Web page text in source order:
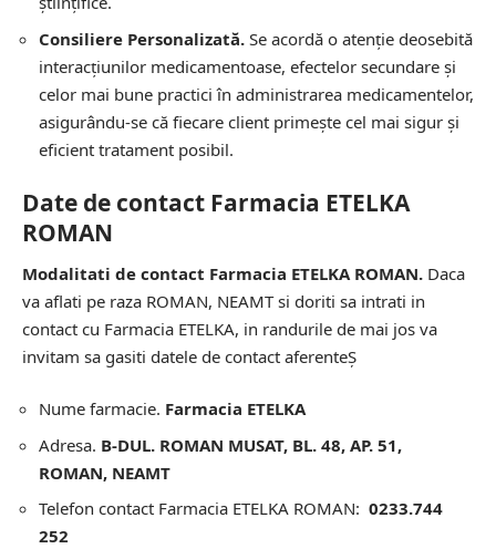
Consiliere Personalizată. Se acordă o atenție deosebită
interacțiunilor medicamentoase, efectelor secundare și
celor mai bune practici în administrarea medicamentelor,
asigurându-se că fiecare client primește cel mai sigur și
eficient tratament posibil.
Date de contact Farmacia ETELKA
ROMAN
Modalitati de contact Farmacia ETELKA ROMAN. Daca
va aflati pe raza ROMAN, NEAMT si doriti sa intrati in
contact cu Farmacia ETELKA, in randurile de mai jos va
invitam sa gasiti datele de contact aferenteȘ
Nume farmacie. Farmacia ETELKA
Adresa. B-DUL. ROMAN MUSAT, BL. 48, AP. 51,
ROMAN, NEAMT
Telefon contact Farmacia ETELKA ROMAN: 0233.744
252